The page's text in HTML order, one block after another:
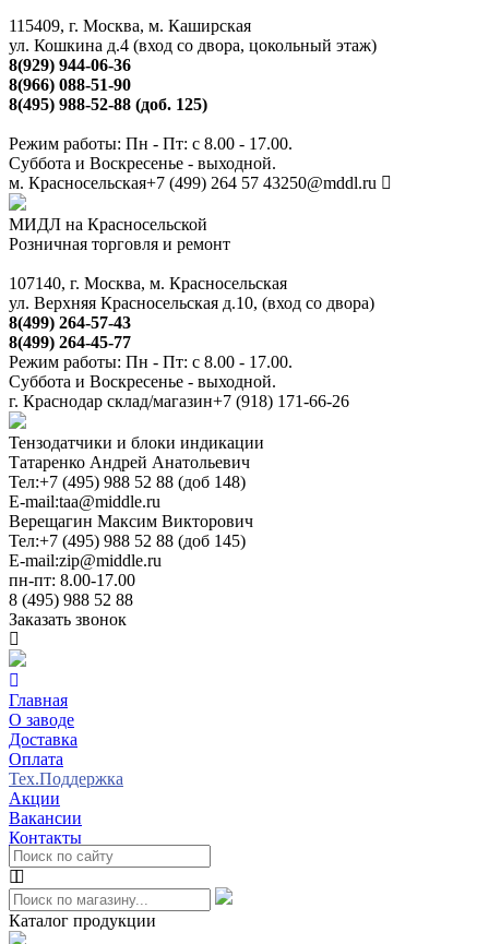
115409, г. Москва, м. Каширская
ул. Кошкина д.4 (вход со двора, цокольный этаж)
8(929) 944-06-36
8(966) 088-51-90
8(495) 988-52-88 (доб. 125)
Режим работы: Пн - Пт: с 8.00 - 17.00.
Суббота и Воскресенье - выходной.
м. Красносельская+7 (499) 264 57 43250@mddl.ru
МИДЛ на Красносельской
Розничная торговля и ремонт
107140, г. Москва, м. Красносельская
ул. Верхняя Красносельская д.10, (вход со двора)
8(499) 264-57-43
8(499) 264-45-77
Режим работы: Пн - Пт: с 8.00 - 17.00.
Суббота и Воскресенье - выходной.
г. Краснодар склад/магазин+7 (918) 171-66-26
Тензодатчики и блоки индикации
Татаренко Андрей Анатольевич
Тел:+7 (495) 988 52 88 (доб 148)
E-mail:taa@middle.ru
Верещагин Максим Викторович
Тел:+7 (495) 988 52 88 (доб 145)
E-mail:zip@middle.ru
пн-пт: 8.00-17.00
8 (495) 988 52 88
Заказать звонок
Главная
О заводе
Доставка
Оплата
Тех.Поддержка
Акции
Вакансии
Контакты
Каталог продукции